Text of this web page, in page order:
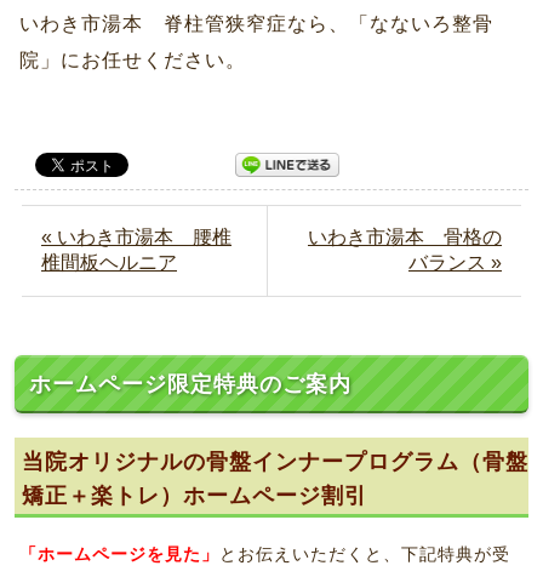
いわき市湯本 脊柱管狭窄症なら、「なないろ整骨
院」にお任せください。
« いわき市湯本 腰椎
椎間板ヘルニア
いわき市湯本 骨格の
バランス »
ホームページ限定特典のご案内
当院オリジナルの骨盤インナープログラム（骨盤
矯正＋楽トレ）ホームページ割引
「ホームページを見た」
とお伝えいただくと、下記特典が受